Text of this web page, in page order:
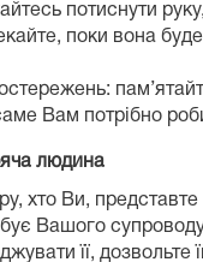
потиснути
поки вона
Вам потрібно
людина
хто Ви, представте
Вашого
її, дозвольте